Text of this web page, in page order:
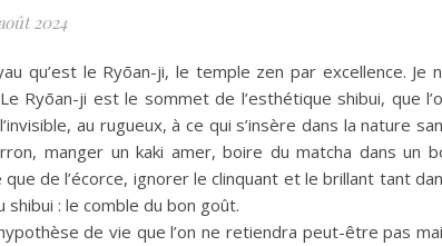
2024
qu’est le Ryōan-ji, le temple zen par excellence. Je
ji est le sommet de l’esthétique shibui, que
au rugueux, à ce qui s’insère dans la nature
manger un kaki amer, boire du matcha dans un
de l’écorce, ignorer le clinquant et le brillant tant
shibui : le comble du bon goût.
de vie que l’on ne retiendra peut-être pas